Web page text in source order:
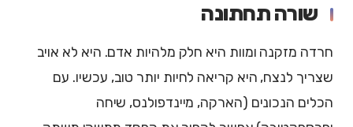
שורה תחתונה
חרדה מזקנה ומוות היא חלק מלהיות אדם. היא לא אויב
שצריך לנצח, היא קריאה לחיות יותר טוב, עכשיו. עם
הכלים הנכונים (הארקה, מיינדפולנס, שיחה